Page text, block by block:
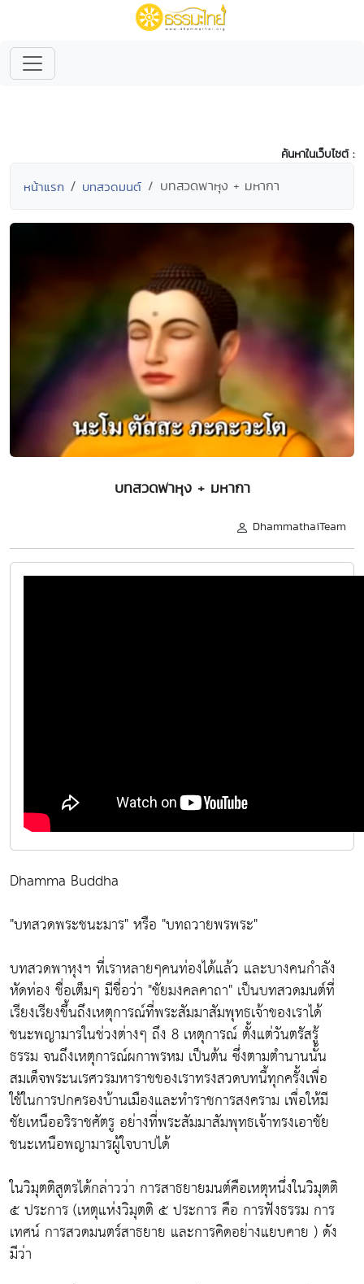
ค้นหาในเว็บไซต์ :
หน้าแรก บทสวดมนต์ บทสวดพาหุง + มหากา
บทสวดพาหุง + มหากา
DhammathaiTeam
Dhamma Buddha
"บทสวดพระชนะมาร" หรือ "บทถวายพรพระ"
บทสวดพาหุงฯ ที่เราหลายๆคนท่องได้แล้ว และบางคนกำลัง
หัดท่อง ชื่อเต็มๆ มีชื่อว่า "ชัยมงคลคาถา" เป็นบทสวดมนต์ที่
เรียงเรียงขึ้นถึงเหตุการณ์ที่พระสัมมาสัมพุทธเจ้าของเราได้
ชนะพญามารในช่วงต่างๆ ถึง 8 เหตุการณ์ ตั้งแต่วันตรัสรู้
ธรรม จนถึงเหตุการณ์ผกาพรหม เป็นต้น ซึ่งตามตำนานนั้น
สมเด็จพระนเรศวรมหาราชของเราทรงสวดบทนี้ทุกครั้งเพื่อ
ใช้ในการปกครองบ้านเมืองและทำราชการสงคราม เพื่อให้มี
ชัยเหนืออริราชศัตรู อย่างที่พระสัมมาสัมพุทธเจ้าทรงเอาชัย
ชนะเหนือพญามารผู้ใจบาปได้
ในวิมุตติสูตรได้กล่าวว่า การสาธยายมนต์คือเหตุหนึ่งในวิมุตติ
๕ ประการ (เหตุแห่งวิมุตติ ๕ ประการ คือ การฟังธรรม การ
เทศน์ การสวดมนตร์สาธยาย และการคิดอย่างแยบคาย ) ดัง
มีว่า